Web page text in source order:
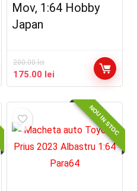
Mov, 1:64 Hobby
Japan
200.00lei
Prețul
inițial
200.00 lei.
175.00 lei
curent
este:
175.00 lei.NOU IN STOC